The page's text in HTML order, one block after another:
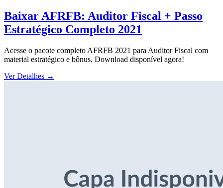
Baixar AFRFB: Auditor Fiscal + Passo
Estratégico Completo 2021
Acesse o pacote completo AFRFB 2021 para Auditor Fiscal com
material estratégico e bônus. Download disponível agora!
Ver Detalhes →